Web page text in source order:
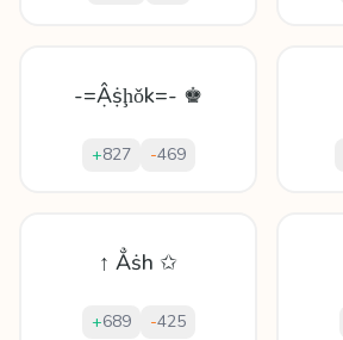
-=Ậṩḩǒk=- ♚
+827 -469
↑ Ẳṡh ✩
+689 -425